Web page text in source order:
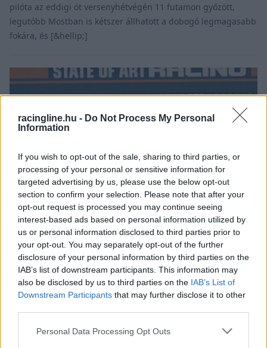
racingline.hu - Do Not Process My Personal
Information
If you wish to opt-out of the sale, sharing to third parties, or
processing of your personal or sensitive information for
targeted advertising by us, please use the below opt-out
section to confirm your selection. Please note that after your
opt-out request is processed you may continue seeing
interest-based ads based on personal information utilized by
us or personal information disclosed to third parties prior to
your opt-out. You may separately opt-out of the further
disclosure of your personal information by third parties on the
IAB’s list of downstream participants. This information may
also be disclosed by us to third parties on the IAB’s List of
Downstream Participants that may further disclose it to other
Please note that this website/app uses one or more Google
Personal Data Processing Opt Outs
pilóta az eddigi öt versenyhétvégén 11 futamon győzött,
legutóbb Mostban is kétszer állhatott a dobogó legmagasabb
fokára, és [&hellip;]
ETRC / 2022. SZEPT. 6.
Következik a kamion Eb darálója:
Zolder
A Goodyear FIA ETRC a hétvégén Belgiumba utazik, ahol a
kamionversenyszezon hatodik fordulójára kerül sor. Zolder
pályájára Kiss Norbert kényelmes, 60 pontos előnnyel érkezik,
miután az eddigi remek szereplése során a regnáló bajnok 11